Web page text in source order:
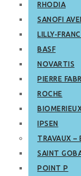
RHODIA
SANOFI
LILLY-
BASF
NOVARTIS
PIERRE
ROCHE
IPSEN
TRAVAUX –
SAINT
POINT P